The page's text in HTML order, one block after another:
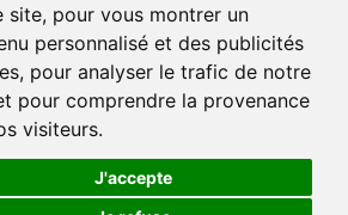
site, pour vous montrer un
personnalisé et des publicités
pour analyser le trafic de notre
pour comprendre la provenance
visiteurs.
J'accepte
offre
le
Commandez en ligne et
recevez votre commande
rapidement chez vous ou en
point retrait
Livraison chez vous ou en